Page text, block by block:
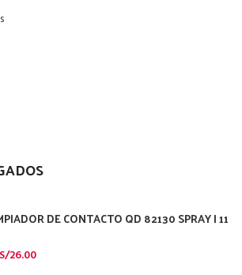
DE CONTACTO QD 82130 SPRAY | 11
S/26.00